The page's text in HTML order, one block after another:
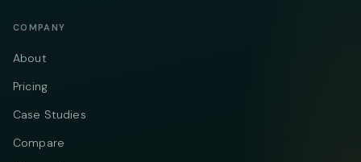
COMPANY
About
Pricing
Case Studies
Compare